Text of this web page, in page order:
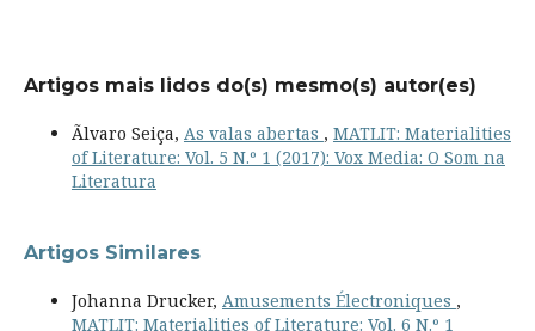
Artigos mais lidos do(s) mesmo(s) autor(es)
Ãlvaro Seiça, As valas abertas , MATLIT: Materialities
of Literature: Vol. 5 N.º 1 (2017): Vox Media: O Som na
Literatura
Artigos Similares
Johanna Drucker, Amusements Électroniques ,
MATLIT: Materialities of Literature: Vol. 6 N.º 1